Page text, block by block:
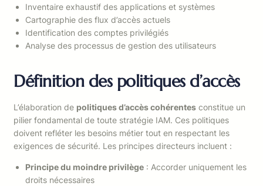
Inventaire exhaustif des applications et systèmes
Cartographie des flux d’accès actuels
Identification des comptes privilégiés
Analyse des processus de gestion des utilisateurs
Définition des politiques d’accès
L’élaboration de politiques d’accès cohérentes constitue un
pilier fondamental de toute stratégie IAM. Ces politiques
doivent refléter les besoins métier tout en respectant les
exigences de sécurité. Les principes directeurs incluent :
Principe du moindre privilège : Accorder uniquement les
droits nécessaires